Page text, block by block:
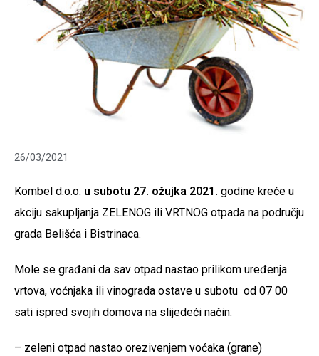
26/03/2021
Kombel d.o.o. u subotu 27. ožujka 2021. godine kreće u
akciju sakupljanja ZELENOG ili VRTNOG otpada na području
grada Belišća i Bistrinaca.
Mole se građani da sav otpad nastao prilikom uređenja
vrtova, voćnjaka ili vinograda ostave u subotu od 07 00
sati ispred svojih domova na slijedeći način:
– zeleni otpad nastao orezivenjem voćaka (grane)